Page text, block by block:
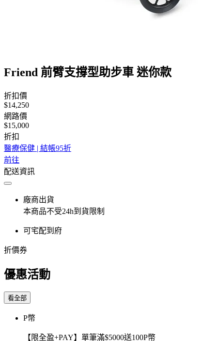
Friend 前臂支撐型助步車 迷你款
折扣價
$14,250
網路價
$15,000
折扣
醫療保健 | 結帳95折
前往
配送資訊
廠商出貨
本商品不受24h到貨限制
可宅配到府
折價券
優惠活動
看全部
P幣
【限全盈+PAY】單筆滿$5000送100P幣